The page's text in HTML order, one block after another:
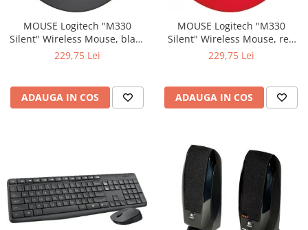
MOUSE Logitech "M330
Silent" Wireless Mouse, black
"910-004909" (include timbru229,75 Lei
ADAUGA IN COS
MOUSE Logitech "M330
Silent" Wireless Mouse, red
"910-004911" (include timbru229,75 Lei
ADAUGA IN COS